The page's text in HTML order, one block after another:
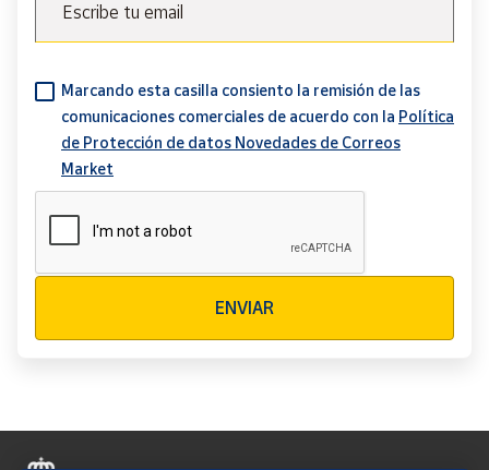
Escribe tu email
Marcando esta casilla consiento la remisión de las
comunicaciones comerciales de acuerdo con la Política
de Protección de datos Novedades de Correos
Market
ENVIAR